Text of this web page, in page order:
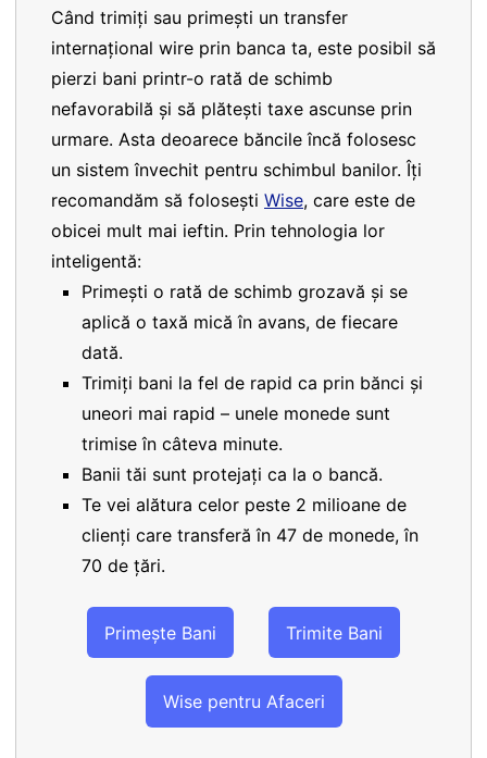
Când trimiți sau primești un transfer
internațional wire prin banca ta, este posibil să
pierzi bani printr-o rată de schimb
nefavorabilă și să plătești taxe ascunse prin
urmare. Asta deoarece băncile încă folosesc
un sistem învechit pentru schimbul banilor. Îți
recomandăm să folosești Wise, care este de
obicei mult mai ieftin. Prin tehnologia lor
inteligentă:
Primești o rată de schimb grozavă și se
aplică o taxă mică în avans, de fiecare
dată.
Trimiți bani la fel de rapid ca prin bănci și
uneori mai rapid – unele monede sunt
trimise în câteva minute.
Banii tăi sunt protejați ca la o bancă.
Te vei alătura celor peste 2 milioane de
clienți care transferă în 47 de monede, în
70 de țări.
Primește Bani Trimite Bani
Wise pentru Afaceri